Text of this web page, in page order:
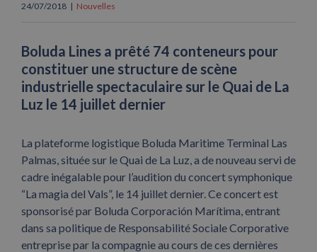
24/07/2018 | Nouvelles
Boluda Lines a prêté 74 conteneurs pour
constituer une structure de scène
industrielle spectaculaire sur le Quai de La
Luz le 14 juillet dernier
La plateforme logistique Boluda Maritime Terminal Las
Palmas, située sur le Quai de La Luz, a de nouveau servi de
cadre inégalable pour l’audition du concert symphonique
“La magia del Vals”, le 14 juillet dernier. Ce concert est
sponsorisé par Boluda Corporación Marítima, entrant
dans sa politique de Responsabilité Sociale Corporative
entreprise par la compagnie au cours de ces dernières